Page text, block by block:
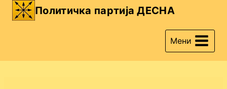
Skip
Политичка партија ДЕСНА
Мени